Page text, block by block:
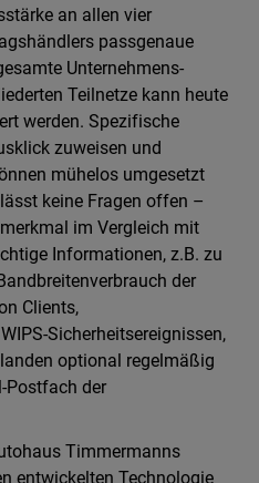
an allen vier
passgenaue
Unternehmens-
Teilnetze kann heute
werden. Spezifische
zuweisen und
mühelos umgesetzt
keine Fragen offen –
im Vergleich mit
Informationen, z.B. zu
der
Clients,
Sicherheitsereignissen,
optional regelmäßig
Postfach der
Timmermanns
entwickelten Technologie